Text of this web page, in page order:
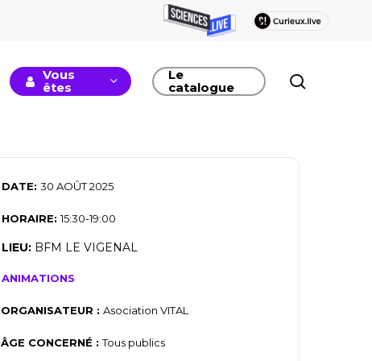
Vous
êtes
Le
catalogue
DATE: 30 AOÛT 2025
HORAIRE:15:30-19:00
LIEU: BFM LE VIGENAL
ANIMATIONS
ORGANISATEUR : Asociation VITAL
ÂGE CONCERNÉ :Tous publics